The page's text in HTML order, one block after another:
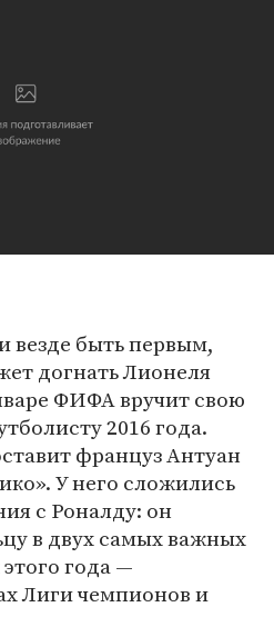
везде быть первым,
догнать Лионеля
ФИФА вручит свою
2016 года.
француз Антуан
У него сложились
с Роналду: он
в двух самых важных
года —
Лиги чемпионов и